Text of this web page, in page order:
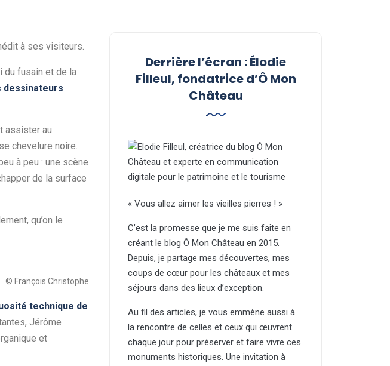
à ses visiteurs.
du fusain et de la
dessinateurs
assister au
chevelure noire.
à peu : une scène
de la surface
qu’on le
© François Christophe
technique de
Jérôme
et
Derrière l’écran : Élodie
Filleul, fondatrice d’Ô Mon
Château
« Vous allez aimer les vieilles pierres ! »
C’est la promesse que je me suis faite en
créant le blog Ô Mon Château en 2015.
Depuis, je partage mes découvertes, mes
coups de cœur pour les châteaux et mes
séjours dans des lieux d’exception.
Au fil des articles, je vous emmène aussi à
la rencontre de celles et ceux qui œuvrent
chaque jour pour préserver et faire vivre ces
monuments historiques. Une invitation à